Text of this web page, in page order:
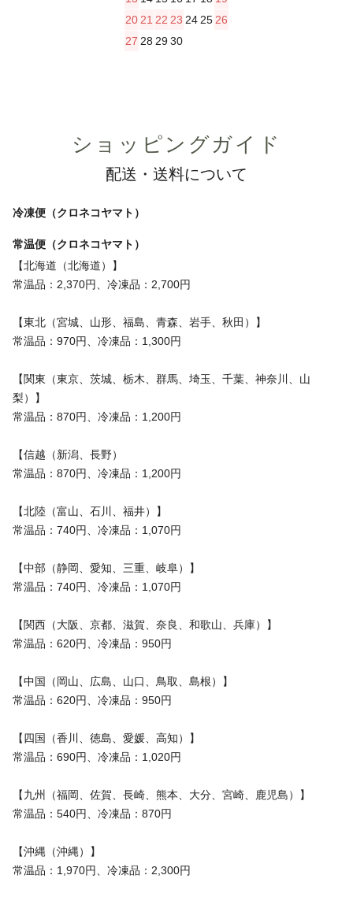
20 21 22 23 24 25 26
27 28 2930
ショッピングガイド
配送・送料について
冷凍便（クロネコヤマト）
常温便（クロネコヤマト）
【北海道（北海道）】
常温品：2,370円、冷凍品：2,700円
【東北（宮城、山形、福島、青森、岩手、秋田）】
常温品：970円、冷凍品：1,300円
【関東（東京、茨城、栃木、群馬、埼玉、千葉、神奈川、山
梨）】
常温品：870円、冷凍品：1,200円
【信越（新潟、長野）
常温品：870円、冷凍品：1,200円
【北陸（富山、石川、福井）】
常温品：740円、冷凍品：1,070円
【中部（静岡、愛知、三重、岐阜）】
常温品：740円、冷凍品：1,070円
【関西（大阪、京都、滋賀、奈良、和歌山、兵庫）】
常温品：620円、冷凍品：950円
【中国（岡山、広島、山口、鳥取、島根）】
常温品：620円、冷凍品：950円
【四国（香川、徳島、愛媛、高知）】
常温品：690円、冷凍品：1,020円
【九州（福岡、佐賀、長崎、熊本、大分、宮崎、鹿児島）】
常温品：540円、冷凍品：870円
【沖縄（沖縄）】
常温品：1,970円、冷凍品：2,300円